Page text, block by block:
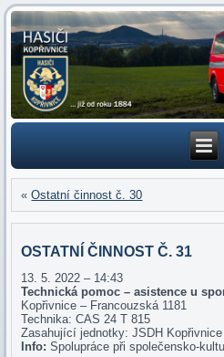
«Ostatní činnost č. 30
OSTATNÍ ČINNOST Č. 31
13. 5. 2022 – 14:43
Technická pomoc – asistence u
Kopřivnice – Francouzská 1181
Technika: CAS 24 T 815
Zasahující jednotky: JSDH Kopřivnice
Info: Spolupráce při společensko-